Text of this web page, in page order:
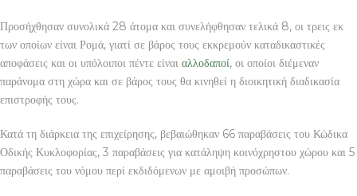
Προσήχθησαν συνολικά 28 άτομα και συνελήφθησαν τελικά 8, οι τρεις εκ
των οποίων είναι Ρομά, γιατί σε βάρος τους εκκρεμούν καταδικαστικές
αποφάσεις και οι υπόλοιποι πέντε είναι αλλοδαποί, οι οποίοι διέμεναν
παράνομα στη χώρα και σε βάρος τους θα κινηθεί η διοικητική διαδικασία
επιστροφής τους.
Κατά τη διάρκεια της επιχείρησης, βεβαιώθηκαν 66 παραβάσεις του Κώδικα
Οδικής Κυκλοφορίας, 3 παραβάσεις για κατάληψη κοινόχρηστου χώρου και 5
παραβάσεις του νόμου περί εκδιδόμενων με αμοιβή προσώπων.